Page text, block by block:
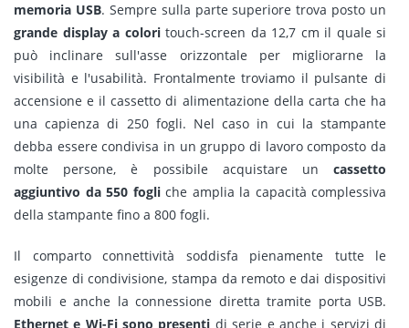
memoria USB. Sempre sulla parte superiore trova posto un
grande display a coloritouch-screen da 12,7 cm il quale si
può inclinare sull'asse orizzontale per migliorarne la
visibilità e l'usabilità. Frontalmente troviamo il pulsante di
accensione e il cassetto di alimentazione della carta che ha
una capienza di 250 fogli. Nel caso in cui la stampante
debba essere condivisa in un gruppo di lavoro composto da
molte persone, è possibile acquistare un cassetto
aggiuntivo da 550 fogliche amplia la capacità complessiva
della stampante fino a 800 fogli.
Il comparto connettività soddisfa pienamente tutte le
esigenze di condivisione, stampa da remoto e dai dispositivi
mobili e anche la connessione diretta tramite porta USB.
Ethernet e Wi-Fi sono presenti di serie e anche i servizi di